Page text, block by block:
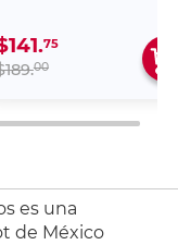
75
00
es una
de México